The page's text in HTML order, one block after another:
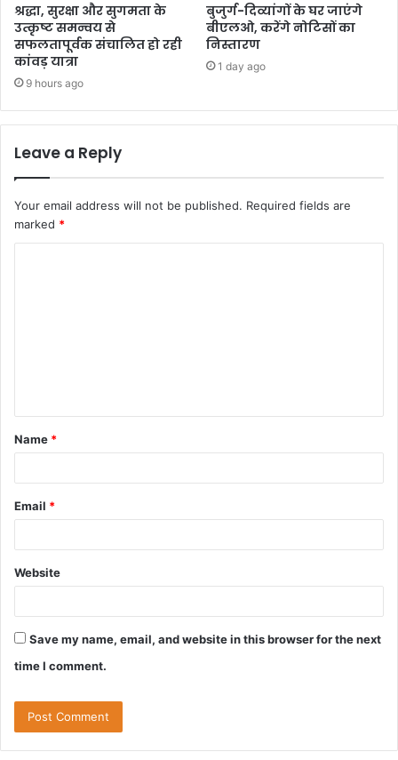
श्रद्धा, सुरक्षा और सुगमता के
उत्कृष्ट समन्वय से
सफलतापूर्वक संचालित हो रही
कांवड़ यात्रा
9 hours ago
बुजुर्ग-दिव्यांगों के घर जाएंगे
बीएलओ, करेंगे नोटिसों का
निस्तारण
1 day ago
Leave a Reply
Your email address will not be published. Required fields are
marked *
t
*
Name *
Email *
Website
Save my name, email, and website in this browser for the next
time I comment.